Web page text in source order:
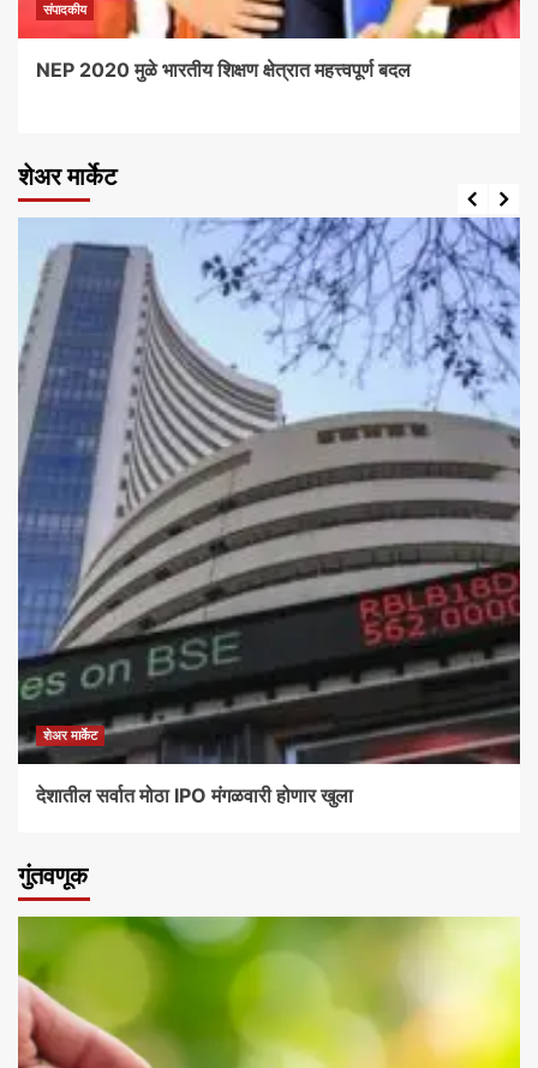
संपादकीय
NEP 2020 मुळे भारतीय शिक्षण क्षेत्रात महत्त्वपूर्ण बदल
शेअर मार्केट
शेअर मार्केट
देशातील सर्वात मोठा IPO मंगळवारी होणार खुला
गुंतवणूक